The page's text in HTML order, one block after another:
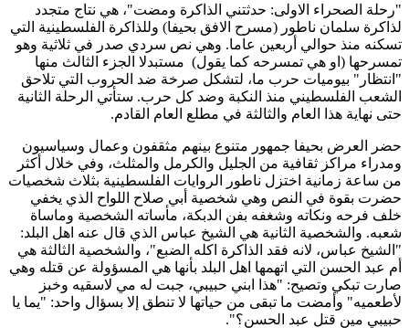
"رحلة الصحراء الاولى: حدثتني الذاكرة ومضت"، هي نتاج متجدد
لذاكرة سلمان ناطور (مسرح الافق بحيفا) وللذاكرة الفلسطينية التي
تسكنه منذ حوالي أربعين عاما. وهي نص سردي صدر في ثلاثية وهو
تمسرحها (او هي تمسرحه كما يقول) مستبدلا الجزء الثالث منها
"انتظار" بيوميات حرب ما، لتشكل صرخة ضد الحروب التي تلاحق
الشعب الفلسطيني منذ النكبة وضد كل حرب. ستأتي الرحلة الثانية
حتى نهاية هذا العام والثالثة في مطلع العام القادم.
حضر العرض بحيفا جمهور متنوع بينهم مثقفون وعمال وسياسيون
ومدراء مراكز ثقافية من الجليل والكرمل والمثلث، وفي خلال أكثر
من ساعة زمانية اختزل ناطور الروايات الفلسطينية بثلاث شخصيات
حضرت بقوة في النص وهي شخصية أبي صلاح اللواح الذي يخفي
خلف فرحه ونكاته وشغفه بفن الدبكة، مأساته الشخصية وماساة
شعبه. والشخصية الثانية هي الشيخ عباس الذي قال عنه اهل البلد:
"الشيخ عباس، لانه فقد الذاكرة اكله الضبع"، والشخصية الثالثة هي
أم عبد الحسن التي اتهمها اهل البلد بأنها هي المسؤولة عن قتله وهي
صارت تبكي وتصيح: "هذا ابني حبيبي، جبت له مي لاسقيه وخبز
لأطعميه" وأمضت ما تبقى من حياتها لا تنطق إلا بسؤال واحد: "يما يا
حبيبي مين قتل عبد الحسن؟".